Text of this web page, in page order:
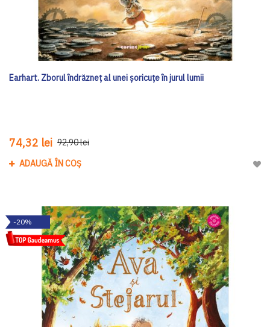
Earhart. Zborul îndrăzneț al unei șoricuțe în jurul lumii
74,32 lei 92,90 lei
ADAUGĂ ÎN COȘ
-20%